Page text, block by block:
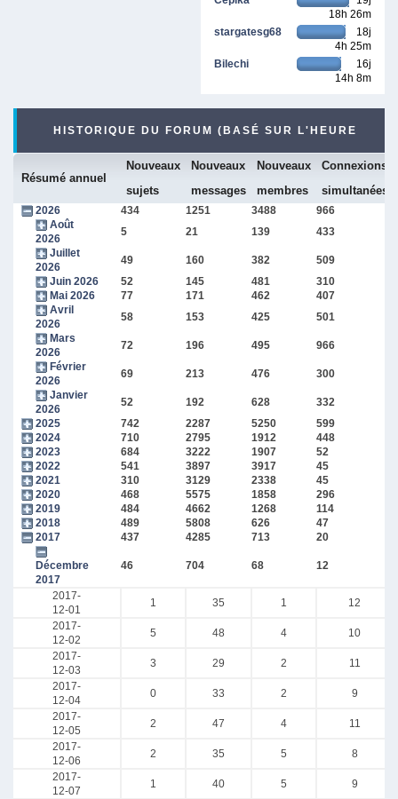
18h 26m
stargatesg68
18j
4h 25m
Bilechi
16j
14h 8m
HISTORIQUE DU FORUM (BASÉ SUR L'HEURE
Résumé annuel
Nouveaux
sujets
Nouveaux
messages
Nouveaux
membres
Connexions
simultanées
2026 434 1251 3488 966
Août
2026
5 21 139 433
Juillet
2026
49 160 382 509
Juin 2026
52 145 481 310
Mai 2026
77 171 462 407
Avril
2026
58 153 425 501
Mars
2026
72 196 495 966
Février
2026
69 213 476 300
Janvier
2026
52 192 628 332
2025
742 2287 5250 599
2024
710 2795 1912 448
2023
684 3222 1907 52
2022
541 3897 3917 45
2021
310 3129 2338 45
2020
468 5575 1858 296
2019
484 4662 1268 114
2018
489 5808 626 47
2017
437 4285 713 20
Décembre
2017
46 704 68 12
2017-
12-01
1 35 1
12
2017-
12-02
5 48 4
10
2017-
12-03
3 29 2
11
2017-
12-04
0 33 2
9
2017-
12-05
2 47 4
11
2017-
12-06
2 35 5
8
2017-
12-07
1 40 5
9